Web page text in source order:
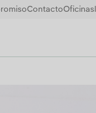
ContactoOficinas